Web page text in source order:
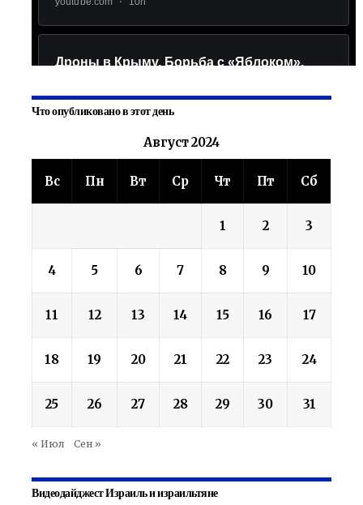
Что опубликовано в этот день
Август 2024
Вс Пн Вт Ср Чт Пт Сб
1 2 3
4 5 6 7 8 9 10
11 12 13 14 15 16 17
18 19 20 21 22 23 24
25 26 27 28 29 30 31
« Июл Сен »
Видеодайджест Израиль и израильтяне